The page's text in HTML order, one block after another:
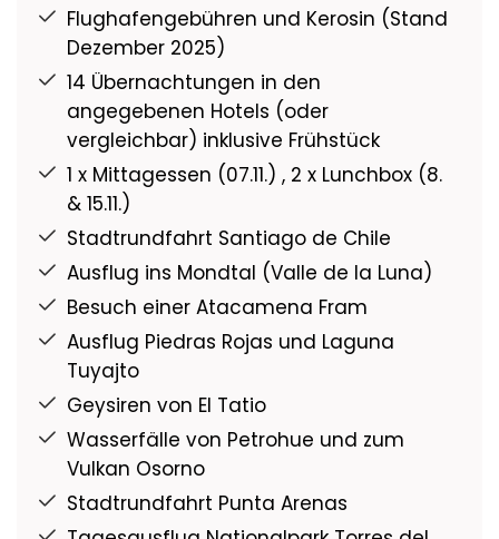
Flughafengebühren und Kerosin (Stand
Dezember 2025)
14 Übernachtungen in den
angegebenen Hotels (oder
vergleichbar) inklusive Frühstück
1 x Mittagessen (07.11.) , 2 x Lunchbox (8.
& 15.11.)
Stadtrundfahrt Santiago de Chile
Ausflug ins Mondtal (Valle de la Luna)
Besuch einer Atacamena Fram
Ausflug Piedras Rojas und Laguna
Tuyajto
Geysiren von El Tatio
Wasserfälle von Petrohue und zum
Vulkan Osorno
Stadtrundfahrt Punta Arenas